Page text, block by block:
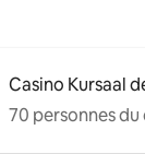
Casino Kursaal
70 personnes